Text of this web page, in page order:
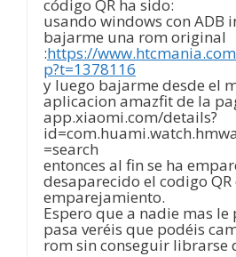
código QR ha sido:
usando windows con ADB
bajarme una rom original
:https://
p?t=1378116
y luego bajarme desde el
aplicacion amazfit de la
app.xiaomi.com/details?
=search
entonces al fin se ha
desaparecido el codigo QR
emparejamiento.
Espero que a nadie mas le
pasa veréis que podéis
rom sin conseguir librarse